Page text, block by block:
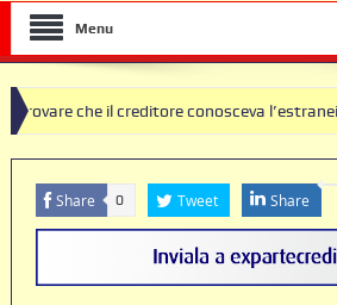
Menu
il creditore conosceva l’estraneità del
clausole nulle deve produrre il contratto di
Share 0 Tweet Share